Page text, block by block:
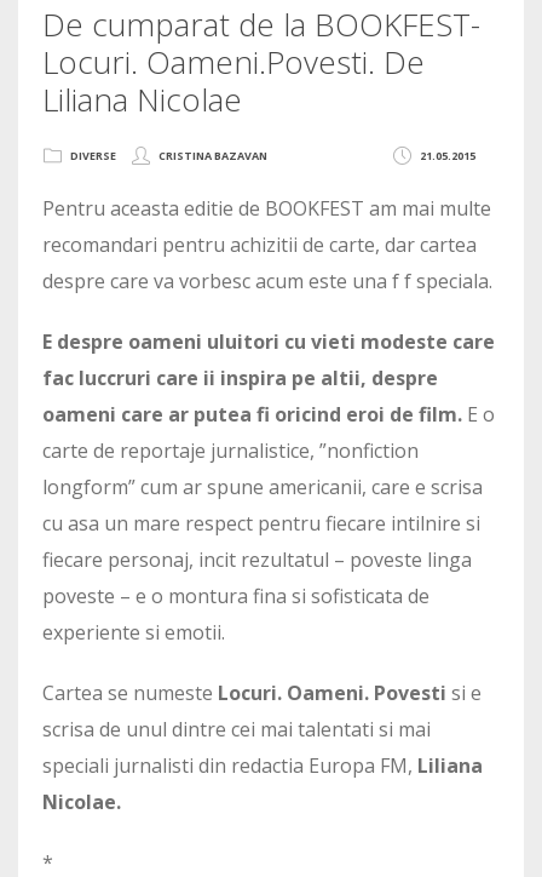
De cumparat de la BOOKFEST-
Locuri. Oameni.Povesti. De
Liliana Nicolae
21.05.2015
DIVERSE CRISTINA BAZAVAN
Pentru aceasta editie de BOOKFEST am mai multe
recomandari pentru achizitii de carte, dar cartea
despre care va vorbesc acum este una f f speciala.
E despre oameni uluitori cu vieti modeste care
fac luccruri care ii inspira pe altii, despre
oameni care ar putea fi oricind eroi de film. E o
carte de reportaje jurnalistice, ”nonfiction
longform” cum ar spune americanii, care e scrisa
cu asa un mare respect pentru fiecare intilnire si
fiecare personaj, incit rezultatul – poveste linga
poveste – e o montura fina si sofisticata de
experiente si emotii.
Cartea se numeste Locuri. Oameni. Povesti si e
scrisa de unul dintre cei mai talentati si mai
speciali jurnalisti din redactia Europa FM, Liliana
Nicolae.
*